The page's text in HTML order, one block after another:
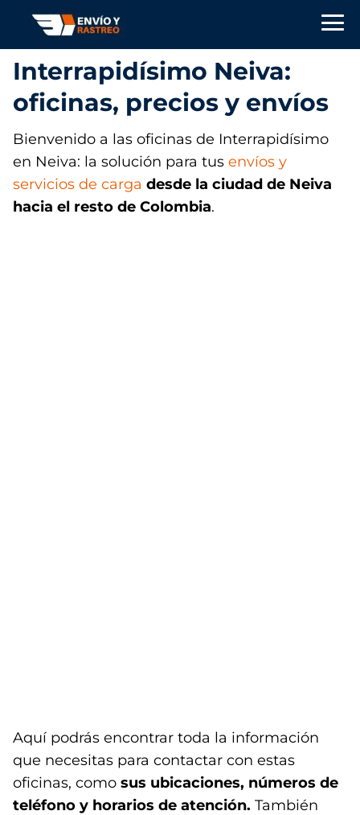
Interrapidísimo Neiva:
oficinas, precios y envíos
Bienvenido a las oficinas de Interrapidísimo
en Neiva: la solución para tus envíos y
servicios de carga desde la ciudad de Neiva
hacia el resto de Colombia.
Aquí podrás encontrar toda la información
que necesitas para contactar con estas
oficinas, como sus ubicaciones, números de
teléfono y horarios de atención. También